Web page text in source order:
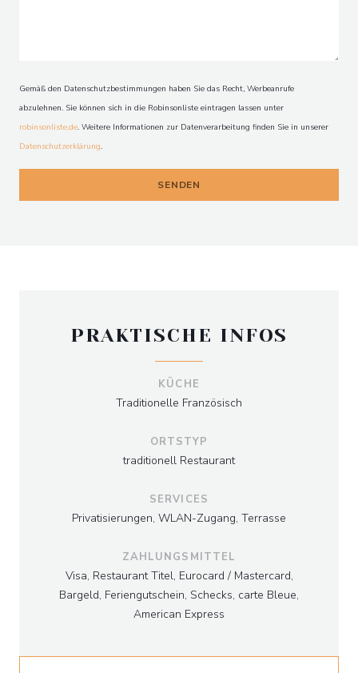
Gemäß den Datenschutzbestimmungen haben Sie das Recht, Werbeanrufe
abzulehnen. Sie können sich in die Robinsonliste eintragen lassen unter
robinsonliste.de. Weitere Informationen zur Datenverarbeitung finden Sie in unserer
Datenschutzerklärung.
PRAKTISCHE INFOS
KÜCHE
Traditionelle Französisch
ORTSTYP
traditionell Restaurant
SERVICES
Privatisierungen, WLAN-Zugang, Terrasse
ZAHLUNGSMITTEL
Visa, Restaurant Titel, Eurocard / Mastercard,
Bargeld, Feriengutschein, Schecks, carte Bleue,
American Express
O'CHAROLAIS